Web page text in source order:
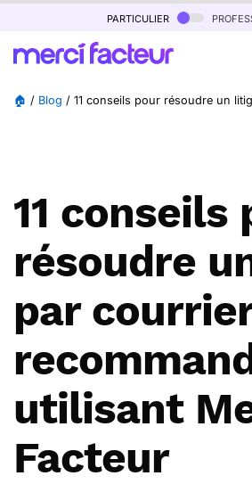
particulier
🏠 / Blog / 11 conseils pour résoudre un
11 conseils
résoudre
par
utilisant
Facteur